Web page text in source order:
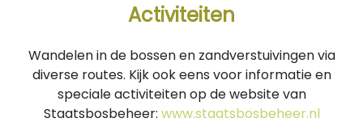
Activiteiten
Wandelen in de bossen en zandverstuivingen via
diverse routes. Kijk ook eens voor informatie en
speciale activiteiten op de website van
Staatsbosbeheer: www.staatsbosbeheer.nl